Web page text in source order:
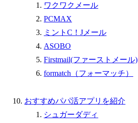
ワクワクメール
PCMAX
ミントC！Jメール
ASOBO
Firstmail(ファーストメール)
formatch（フォーマッチ）
おすすめパパ活アプリを紹介
シュガーダディ